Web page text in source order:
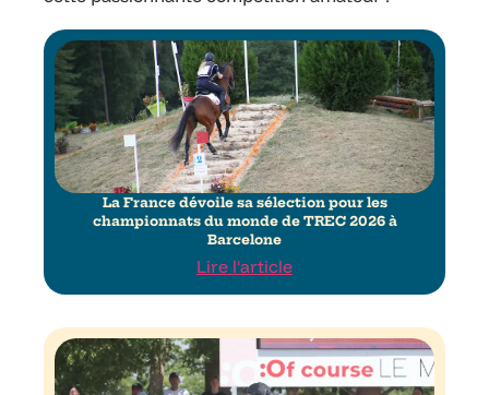
La France dévoile sa sélection pour les
championnats du monde de TREC 2026 à
Barcelone
Lire l'article